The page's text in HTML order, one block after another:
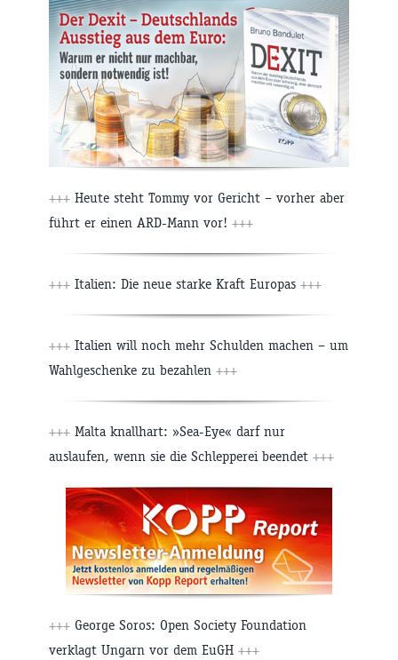
+++ Heute steht Tommy vor Gericht – vorher aber
führt er einen ARD-Mann vor! +++
+++ Italien: Die neue starke Kraft Europas +++
+++ Italien will noch mehr Schulden machen – um
Wahlgeschenke zu bezahlen +++
+++ Malta knallhart: »Sea-Eye« darf nur
auslaufen, wenn sie die Schlepperei beendet +++
+++ George Soros: Open Society Foundation
verklagt Ungarn vor dem EuGH +++